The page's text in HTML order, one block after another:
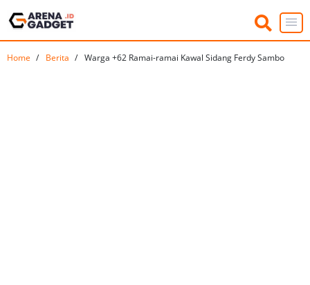
Home Berita Warga +62 Ramai-ramai Kawal Sidang Ferdy Sambo